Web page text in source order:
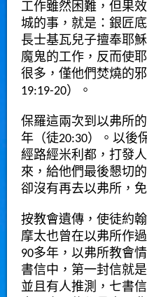
工作雖然困難，但果
城的事，就是：銀匠
長士基瓦兒子擅奉耶
魔鬼的工作，反而使
很多，僅他們焚燒的
19:19-20）。
保羅這兩次到以弗所
年（徒20:30）。以後
經路經米利都，打發
來，給他們最後懇切
卻沒有再去以弗所，
按教會遺傳，使徒約
摩太也曾在以弗所作
90多年，以弗所教會
書信中，第一封信就
並且有人推測，七書